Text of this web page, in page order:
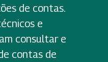
de contas.
e
consultar e
contas de